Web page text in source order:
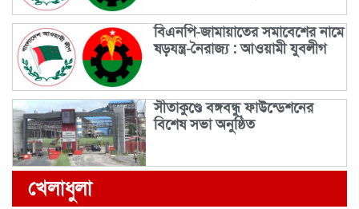
বিএনপি-জামায়াতের সমাবেশের নামে
ষড়যন্ত্র-নৈরাজ্য : আওয়ামী যুবলীগ
সীতাকুণ্ডে বঙ্গবন্ধু ফাউন্ডেশনের
বিশেষ সভা অনুষ্ঠিত
খেলাধুলা